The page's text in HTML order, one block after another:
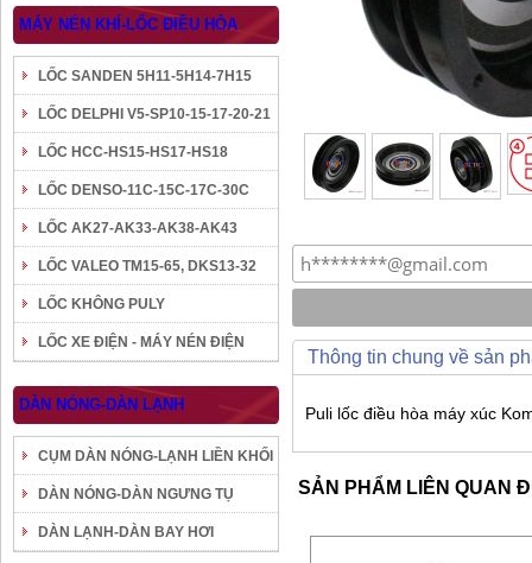
MÁY NÉN KHÍ-LỐC ĐIỀU HÒA
LỐC SANDEN 5H11-5H14-7H15
LỐC DELPHI V5-SP10-15-17-20-21
LỐC HCC-HS15-HS17-HS18
LỐC DENSO-11C-15C-17C-30C
LỐC AK27-AK33-AK38-AK43
LỐC VALEO TM15-65, DKS13-32
LỐC KHÔNG PULY
LỐC XE ĐIỆN - MÁY NÉN ĐIỆN
DÀN NÓNG-DÀN LẠNH
CỤM DÀN NÓNG-LẠNH LIỀN KHỐI
DÀN NÓNG-DÀN NGƯNG TỤ
DÀN LẠNH-DÀN BAY HƠI
Thông tin chung về sản
Puli lốc điều hòa máy xúc
SẢN PHẨM LIÊN QUAN